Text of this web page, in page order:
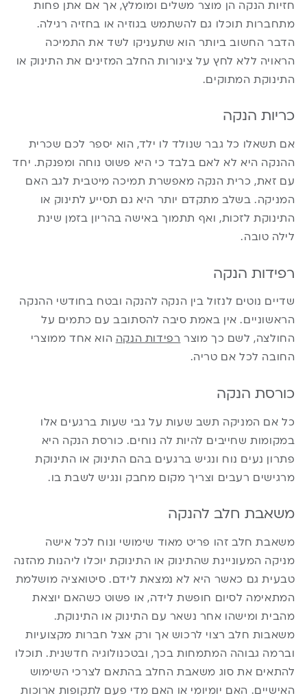
חזיות הנקה הן מוצר משלים ומומלץ, אך אם אתן פחות
מתחברות תוכלו גם להשתמש בגוזיה או בחזיה רגילה.
הדבר החשוב ביותר הוא שתעניקו לשד את התמיכה
הראויה ללא לחץ על צינורות החלב המזינים את התינוק או
התינוקת המתוקים.
כריות הנקה
אם תשאלו כל גבר שנולד לו ילד, הוא יספר לכם שכרית
ההנקה היא לא לאם בלבד כי היא פשוט נוחה ומפנקת. יחד
עם זאת, כרית הנקה מאפשרת תמיכה מיטבית לגב האם
המניקה. בשלב מתקדם יותר היא גם תסייע לתינוק או
התינוקת לזכות, ואף תתמוך באישה בהריון בזמן שינת
לילה טובה.
רפידות הנקה
שדיים נוטים לנזול בין הנקה להנקה ובטח בחודשי ההנקה
הראשוניים. אין באמת סיבה להסתובב עם כתמים על
החולצה, לשם כך מוצר רפידות הנקה הוא אחד ממוצרי
החובה לכל אם טריה.
כורסת הנקה
כל אם המניקה תשב שעות על גבי שעות ברגעים אלו
במקומות שחייבים להיות לה נוחים. כורסת הנקה היא
פתרון נעים נוח ונגיש ברגעים בהם התינוק או התינוקת
מרגישים רעבים וצריך מקום מחבק ונגיש לשבת בו.
משאבת חלב להנקה
משאבת חלב זהו פריט מאוד שימושי ונוח לכל אישה
מניקה המעוניינת שהתינוק או התינוקת יוכלו ליהנות מהזנה
טבעית גם כאשר היא לא נמצאת לידם. סיטואציה מושלמת
המתאימה לסיום חופשת לידה, או פשוט כשהאם יוצאת
מהבית ומישהו אחר נשאר עם התינוק או התינוקת.
משאבות חלב רצוי לרכוש אך ורק אצל חברות מקצועיות
וברמה גבוהה המתמחות בכך, ובטכנולוגיה חדשנית. תוכלו
להתאים את סוג משאבת החלב בהתאם לצרכי השימוש
האישיים. האם יומיומי או האם מדי פעם לתקופות ארוכות